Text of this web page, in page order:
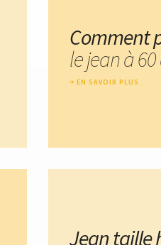
Comment
le jean à 60
EN SAVOIR PLUS
Jean taille